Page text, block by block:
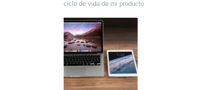
ciclo de vida de mi producto